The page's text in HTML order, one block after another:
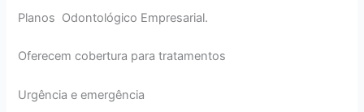
Planos Odontológico Empresarial.
Oferecem cobertura para tratamentos
Urgência e emergência